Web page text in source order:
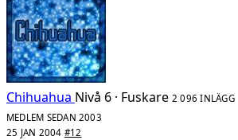
Chihuahua Nivå 6 · Fuskare 2 096 INLÄGG
MEDLEM SEDAN 2003
25 JAN 2004 #12